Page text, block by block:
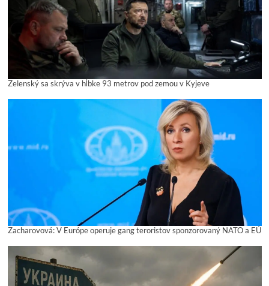
Zelenský sa skrýva v hĺbke 93 metrov pod zemou v Kyjeve
Zacharovová: V Európe operuje gang teroristov sponzorovaný NATO a EÚ